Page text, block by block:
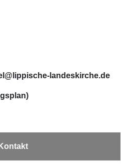
landeskirche.de
Kontakt